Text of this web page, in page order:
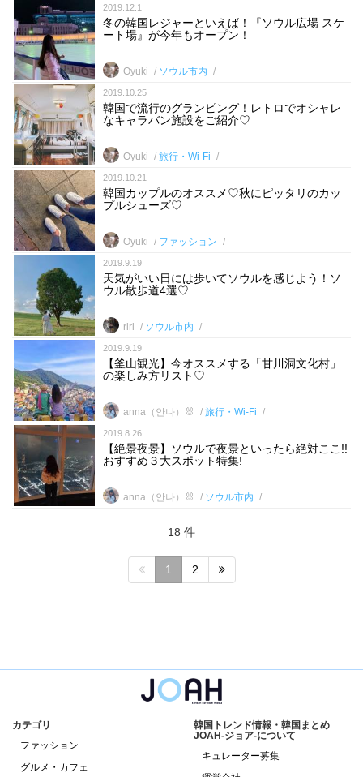
2019.12.1
冬の韓国レジャーといえば！『ソウル広場 スケ
ート場』が今年もオープン！
Oyuki ソウル市内
2019.10.25
韓国で流行のグランピング！レトロでオシャレ
なキャラバン施設をご紹介♡
Oyuki 旅行・Wi-Fi
2019.10.21
韓国カップルのオススメ♡秋にピッタリのカッ
プルシューズ♡
Oyuki ファッション
2019.9.19
天気がいい日には歩いてソウルを感じよう！ソ
ウル散歩道4選♡
riri ソウル市内
2019.9.19
【釜山観光】今オススメする「甘川洞文化村」
の楽しみ方リスト♡
anna（안나）🐰 旅行・Wi-Fi
2019.8.26
【絶景夜景】ソウルで夜景といったら絶対ここ!!
おすすめ３大スポット特集!
anna（안나）🐰 ソウル市内
18 件
1 2
カテゴリ
ファッション
グルメ・カフェ
韓国トレンド情報・韓国まとめ
JOAH-ジョア-について
キュレーター募集